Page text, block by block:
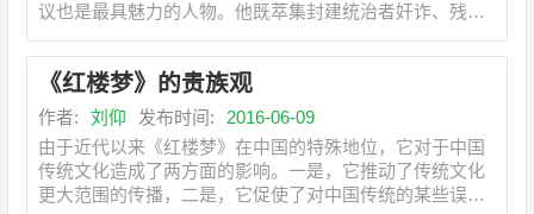
议也是最具魅力的人物。他既萃集封建统治者奸诈、残
暴、嫉忌等恶劣品质于一身，又
《红楼梦》的贵族观
作者: 刘仰 发布时间:
2016-06-09
由于近代以来《红楼梦》在中国的特殊地位，它对于中国
传统文化造成了两方面的影响。一是，它推动了传统文化
更大范围的传播，二是，它促使了对中国传统的某些误解